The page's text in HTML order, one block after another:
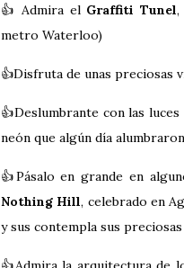
👍 Admira el Graffiti Tunel,
metro Waterloo)
👍Disfruta de unas preciosas
👍Deslumbrante con las
neón que algún día
👍Pásalo en grande en
Nothing Hill, celebrado en
y sus contempla sus preciosas